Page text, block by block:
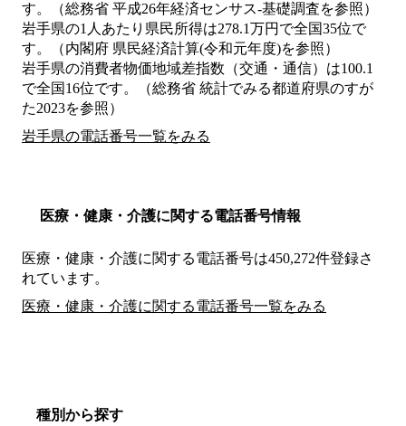
す。（総務省 平成26年経済センサス‐基礎調査を参照）
岩手県の1人あたり県民所得は278.1万円で全国35位で
す。（内閣府 県民経済計算(令和元年度)を参照）
岩手県の消費者物価地域差指数（交通・通信）は100.1
で全国16位です。（総務省 統計でみる都道府県のすが
た2023を参照）
岩手県の電話番号一覧をみる
医療・健康・介護に関する電話番号情報
医療・健康・介護に関する電話番号は450,272件登録さ
れています。
医療・健康・介護に関する電話番号一覧をみる
種別から探す